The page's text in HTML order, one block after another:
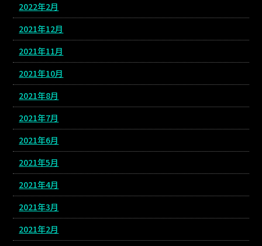
2022年2月
2021年12月
2021年11月
2021年10月
2021年8月
2021年7月
2021年6月
2021年5月
2021年4月
2021年3月
2021年2月